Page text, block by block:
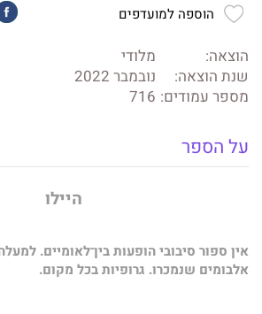
הוספה למועדפים
הוצאה:
מלודי
שנת הוצאה:
נובמבר 2022
מספר עמודים: 716
על הספר
היילו
אין ספור סיבובי הופעות בין־לאומיים.
אלבומים שנמכרו. גרופיות בכל מקום.
כל יום הוא חגיגה עבור להקת הרוק